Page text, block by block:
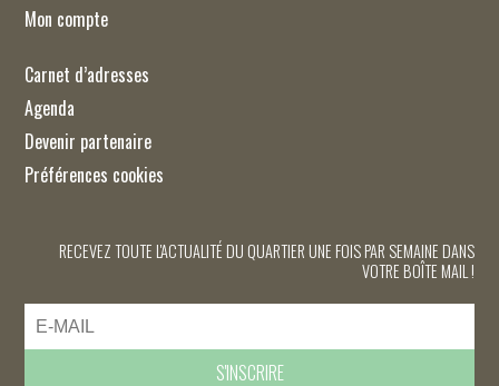
Mon compte
Carnet d’adresses
Agenda
Devenir partenaire
Préférences cookies
RECEVEZ TOUTE L'ACTUALITÉ DU QUARTIER UNE FOIS PAR SEMAINE DANS
VOTRE BOÎTE MAIL !